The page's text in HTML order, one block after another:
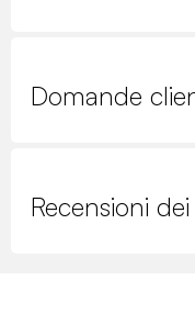
Domande
Recensioni